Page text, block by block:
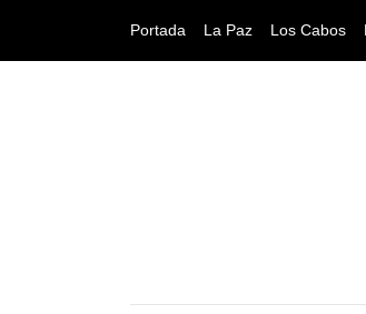
Portada La Paz Los Cabos